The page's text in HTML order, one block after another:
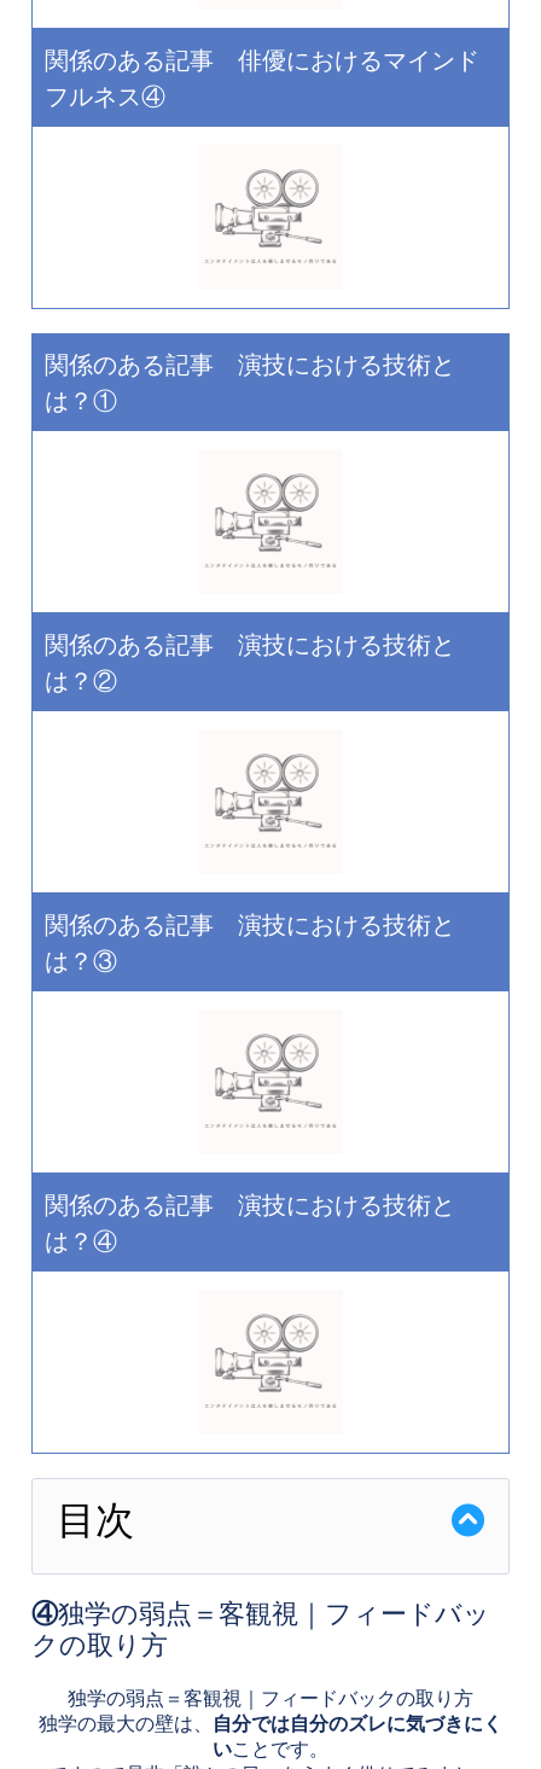
関係のある記事 俳優におけるマインド
フルネス④
関係のある記事 演技における技術と
は？①
関係のある記事 演技における技術と
は？②
関係のある記事 演技における技術と
は？③
関係のある記事 演技における技術と
は？④
目次
④独学の弱点＝客観視｜フィードバッ
クの取り方
独学の弱点＝客観視｜フィードバックの取り方
独学の最大の壁は、 自分では自分のズレに気づきにく
いことです。